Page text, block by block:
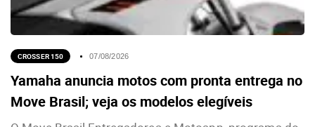
CROSSER 150 07/08/2026
Yamaha anuncia motos com pronta entrega no
Move Brasil; veja os modelos elegíveis